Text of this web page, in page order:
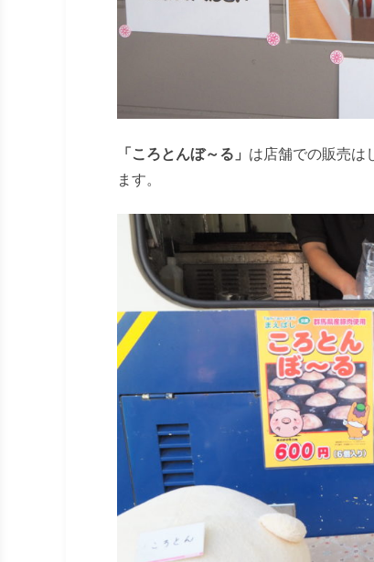
「ころとんぼ～る」 は店舗での販売は
ます。